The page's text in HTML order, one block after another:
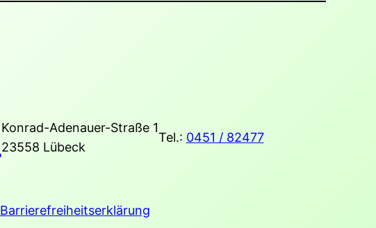
Konrad-Adenauer-Straße 1
23558 Lübeck
Tel.: 0451 / 82477
Barrierefreiheitserklärung